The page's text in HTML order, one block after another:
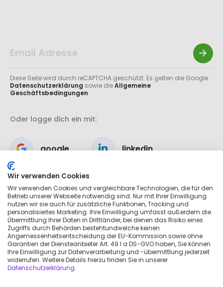
Diese Seite wird durch reCAPTCHA geschützt. Es gelten die Google
Datenschutzerklärung sowie dieAllgemeine
Geschäftsbedingungen.
Oder logge dich ein mit:
google linkedin
apple
Wir verwenden Cookies
Wir verwenden Cookies und vergleichbare Technologien, die für den
Betrieb unserer Webseite notwendig sind. Nur mit Ihrer Einwilligung
nutzen wir sie auch für zusätzliche Funktionen, Tracking und
personalisiertes Marketing. Ihre Einwilligung umfasst außerdem die
Übermittlung Ihrer Daten in Drittländer, bei denen das Risiko eines
Zugriffs durch Behörden bestehtundwelche keinen
Angemessenheitsentscheidung der EU-Kommission sowie ohne
Garantien der Diensteanbieter Art. 49 I a DS-GVO haben, Sie können
Ihre Einwilligung zur Datenverarbeitung und -übermittlung jederzeit
widerrufen. Weitere Details hierzu finden Sie in unserer
Datenschutzerklärung.